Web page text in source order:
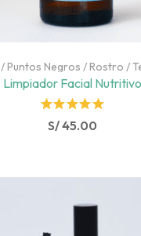
/Puntos Negros /Rostro /
Limpiador Facial Nutritivo
Rated
S/45.00